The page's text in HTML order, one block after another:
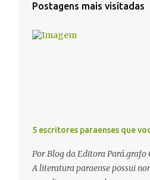
Postagens mais visitadas
5 escritores paraenses que
Por Blog da Editora
A literatura paraense possui